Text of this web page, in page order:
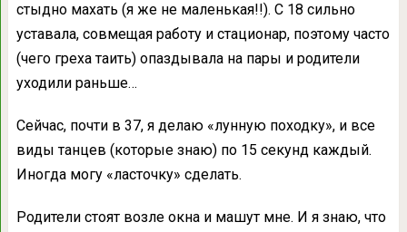
стыдно махать (я же не маленькая!!). С 18 сильно
уставала, совмещая работу и стационар, поэтому часто
(чего греха таить) опаздывала на пары и родители
уходили раньше…
Сейчас, почти в 37, я делаю «лунную походку», и все
виды танцев (которые знаю) по 15 секунд каждый.
Иногда могу «ласточку» сделать.
Родители стоят возле окна и машут мне. И я знаю, что